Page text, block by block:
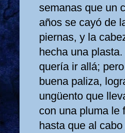
semanas que un
años se cayó de
piernas, y la
hecha una
quería ir allá;
buena paliza,
ungüento que
con una pluma le
hasta que al